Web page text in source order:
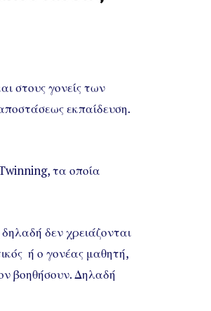
στους γονείς των
εκπαίδευση.
τα οποία
δεν χρειάζονται
ή ο γονέας μαθητή,
βοηθήσουν. Δηλαδή